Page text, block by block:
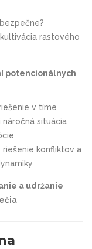
rastového
potencionálnych
v tíme
situácia
konfliktov a
a udržanie